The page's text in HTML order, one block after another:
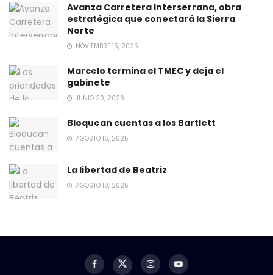
Avanza Carretera Interserrana, obra
estratégica que conectará la Sierra
Norte
NOVIEMBRE 15, 2025
Marcelo termina el TMEC y deja el
gabinete
JUNIO 20, 2026
Bloquean cuentas a los Bartlett
AGOSTO 16, 2025
La libertad de Beatriz
AGOSTO 18, 2025